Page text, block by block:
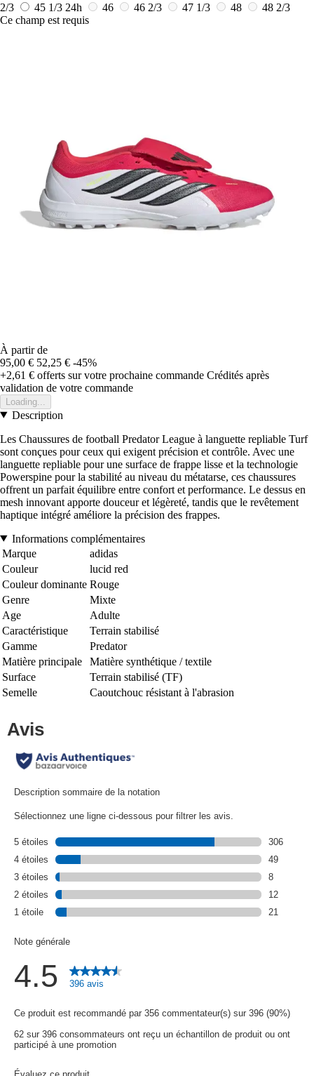
2/3
45 1/3 24h 46 46 2/3 47 1/3 48
48 2/3
Ce champ est requis
À partir de
95,00 € 52,25 € -45%
+2,61 € offerts sur votre prochaine commande Crédités après
validation de votre commande
Loading...
Description
Les Chaussures de football Predator League à languette repliable Turf
sont conçues pour ceux qui exigent précision et contrôle. Avec une
languette repliable pour une surface de frappe lisse et la technologie
Powerspine pour la stabilité au niveau du métatarse, ces chaussures
offrent un parfait équilibre entre confort et performance. Le dessus en
mesh innovant apporte douceur et légèreté, tandis que le revêtement
haptique intégré améliore la précision des frappes.
Informations complémentaires
Marque
adidas
Couleur
lucid red
Couleur dominante Rouge
Genre
Mixte
Age
Adulte
Caractéristique
Terrain stabilisé
Gamme
Predator
Matière principale
Matière synthétique / textile
Surface
Terrain stabilisé (TF)
Semelle
Caoutchouc résistant à l'abrasion